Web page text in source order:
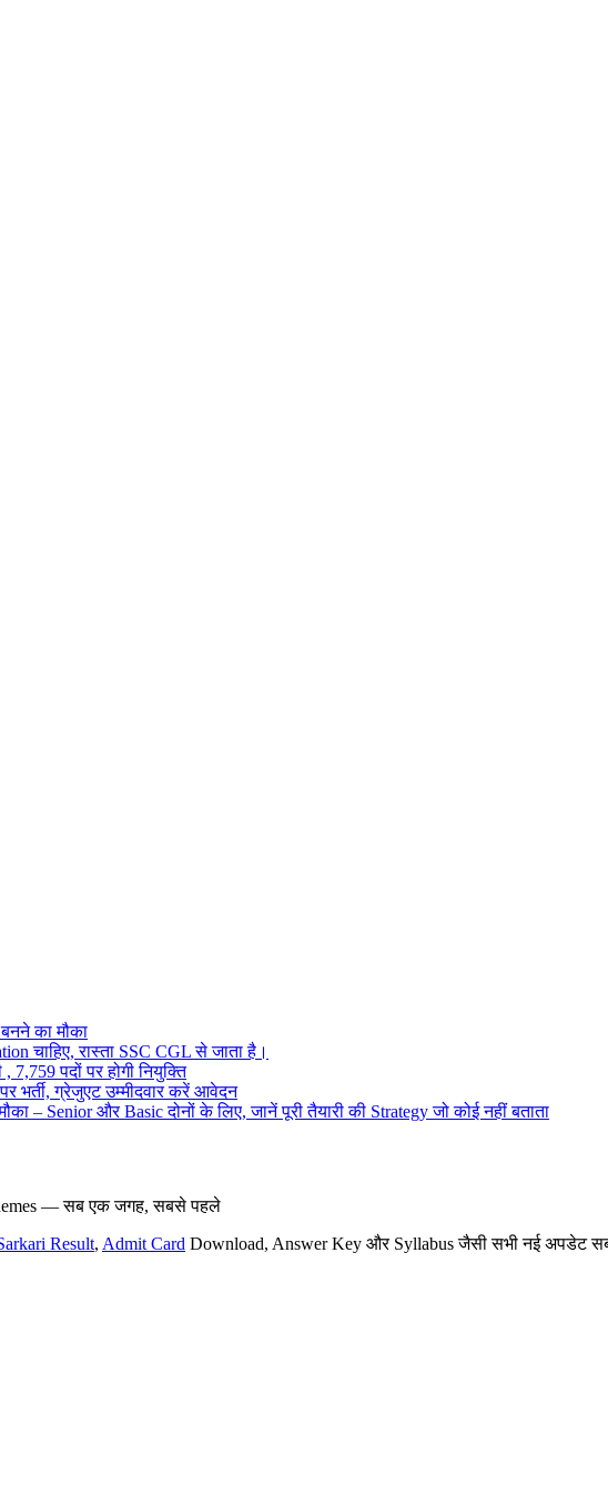
का मौका
चाहिए, रास्ता SSC CGL से जाता है।
पदों पर होगी नियुक्ति
भर्ती, ग्रेजुएट उम्मीदवार करें आवेदन
– Senior और Basic दोनों के लिए, जानें पूरी तैयारी की Strategy जो कोई नहीं बताता
— सब एक जगह, सबसे पहले
Result, Admit Card Download, Answer Key और Syllabus जैसी सभी नई अपडेट